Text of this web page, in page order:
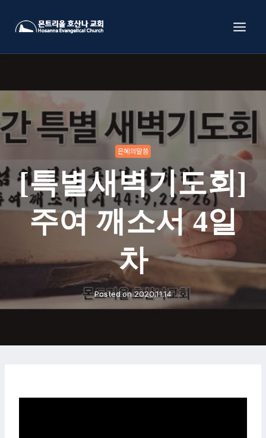
은혜의말씀
[특별새벽기도회]
주여 깨소서 4일
차
Posted on2020.11.14